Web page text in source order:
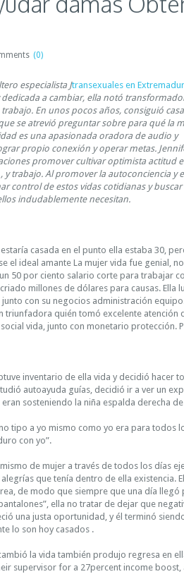
(0)
especialista Jtransexuales en
a cambiar, ella notó
En unos pocos años, consiguió
se atrevió preguntar sobre para qué la
es una apasionada oradora de audio y
propio conexión y operar metas.
promover cultivar optimista actitud
y trabajo. Al promover la autoconciencia y
control de estos vidas cotidianas y buscar
indudablemente necesitan.
casada en el punto ella estaba 30,
el ideal amante La mujer vida fue genial,
50 por ciento salario corte para trabajar
millones de dólares para causas. Ella
con su negocios administración
triunfadora quién tomó excelente atención
vida, junto con monetario protección.
inventario de ella vida y decidió hacer
autoayuda guías, decidió ir a ver un
sosteniendo la niña espalda derecha
tipo a yo mismo como yo era para todos
con yo”.
de mujer a través de todos los días
que tenía dentro de ella existencia.
de modo que siempre que una día llegó
ella no tratar de dejar que
una justa oportunidad, y él terminó
lo son hoy casados ​​.
la vida también produjo regresa en ella
supervisor for a 27percent income boost,